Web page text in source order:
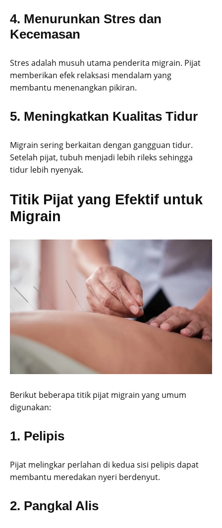
4. Menurunkan Stres dan
Kecemasan
Stres adalah musuh utama penderita migrain. Pijat
memberikan efek relaksasi mendalam yang
membantu menenangkan pikiran.
5. Meningkatkan Kualitas Tidur
Migrain sering berkaitan dengan gangguan tidur.
Setelah pijat, tubuh menjadi lebih rileks sehingga
tidur lebih nyenyak.
Titik Pijat yang Efektif untuk
Migrain
Berikut beberapa titik pijat migrain yang umum
digunakan:
1. Pelipis
Pijat melingkar perlahan di kedua sisi pelipis dapat
membantu meredakan nyeri berdenyut.
2. Pangkal Alis